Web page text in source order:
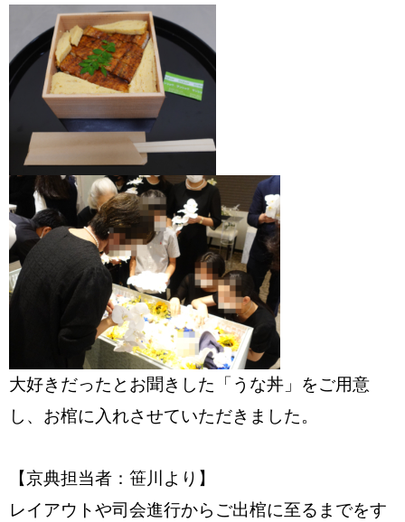
大好きだったとお聞きした「うな丼」をご用意
し、お棺に入れさせていただきました。
【京典担当者：笹川より】
レイアウトや司会進行からご出棺に至るまでをす